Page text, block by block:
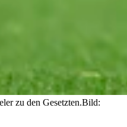
zu den Gesetzten.Bild: